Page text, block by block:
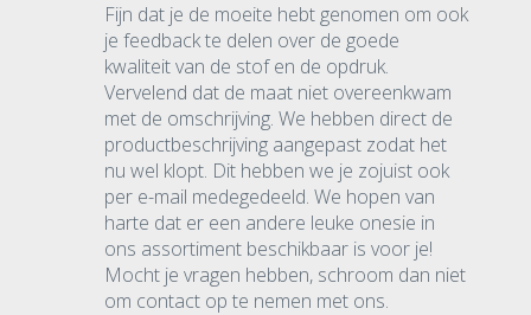
Fijn dat je de moeite hebt genomen om ook
je feedback te delen over de goede
kwaliteit van de stof en de opdruk.
Vervelend dat de maat niet overeenkwam
met de omschrijving. We hebben direct de
productbeschrijving aangepast zodat het
nu wel klopt. Dit hebben we je zojuist ook
per e-mail medegedeeld. We hopen van
harte dat er een andere leuke onesie in
ons assortiment beschikbaar is voor je!
Mocht je vragen hebben, schroom dan niet
om contact op te nemen met ons.